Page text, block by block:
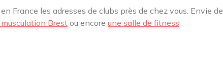
France les adresses de clubs près de chez vous. Envie de
Brest ou encore une salle de fitness